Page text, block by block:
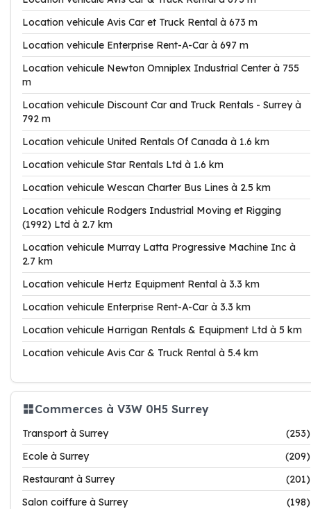
Location vehicule Avis Car et Truck Rental à 673 m
Location vehicule Enterprise Rent-A-Car à 697 m
Location vehicule Newton Omniplex Industrial Center à 755
m
Location vehicule Discount Car and Truck Rentals - Surrey à
792 m
Location vehicule United Rentals Of Canada à 1.6 km
Location vehicule Star Rentals Ltd à 1.6 km
Location vehicule Wescan Charter Bus Lines à 2.5 km
Location vehicule Rodgers Industrial Moving et Rigging
(1992) Ltd à 2.7 km
Location vehicule Murray Latta Progressive Machine Inc à
2.7 km
Location vehicule Hertz Equipment Rental à 3.3 km
Location vehicule Enterprise Rent-A-Car à 3.3 km
Location vehicule Harrigan Rentals & Equipment Ltd à 5 km
Location vehicule Avis Car & Truck Rental à 5.4 km
Commerces à V3W 0H5 Surrey
Transport à Surrey
(253)
Ecole à Surrey
(209)
Restaurant à Surrey
(201)
Salon coiffure à Surrey
(198)